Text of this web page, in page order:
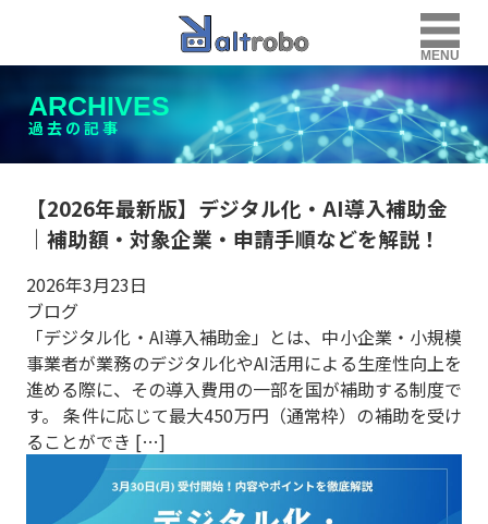
MENU
ARCHIVES
過去の記事
【2026年最新版】デジタル化・AI導入補助金
｜補助額・対象企業・申請手順などを解説！
2026年3月23日
ブログ
「デジタル化・AI導入補助金」とは、中小企業・小規模
事業者が業務のデジタル化やAI活用による生産性向上を
進める際に、その導入費用の一部を国が補助する制度で
す。 条件に応じて最大450万円（通常枠）の補助を受け
ることができ […]